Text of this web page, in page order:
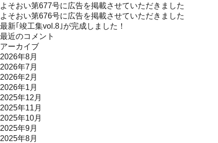
よそおい第677号に広告を掲載させていただきました
よそおい第676号に広告を掲載させていただきました
最新｢竣工集vol.8｣が完成しました！
最近のコメント
アーカイブ
2026年8月
2026年7月
2026年2月
2026年1月
2025年12月
2025年11月
2025年10月
2025年9月
2025年8月